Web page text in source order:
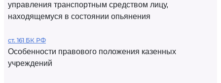
управления транспортным средством лицу,
находящемуся в состоянии опьянения
ст. 161 БК РФ
Особенности правового положения казенных
учреждений